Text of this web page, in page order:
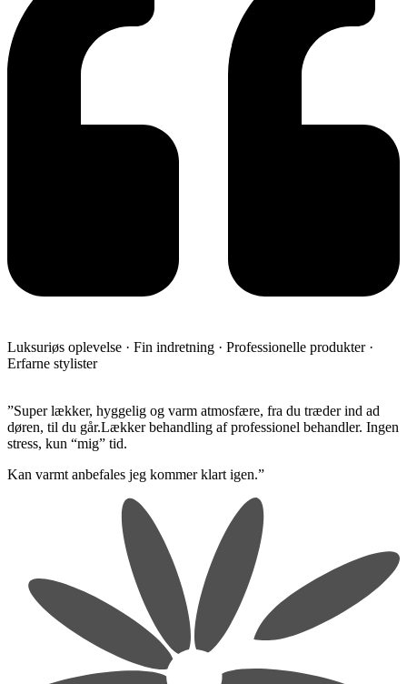
Luksuriøs oplevelse · Fin indretning · Professionelle produkter ·
Erfarne stylister
​”Super lækker, hyggelig og varm atmosfære, fra du træder ind ad
døren, til du går.Lækker behandling af professionel behandler. Ingen
stress, kun “mig” tid.
​Kan varmt anbefales jeg kommer klart igen.”